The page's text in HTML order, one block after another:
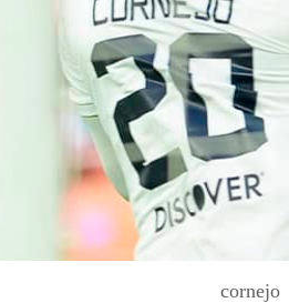
cornejo